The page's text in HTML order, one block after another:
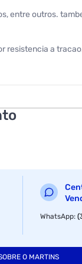
entre outros.
resistencia a
/ 400.0mm /
WhatsApp:
O MARTINS